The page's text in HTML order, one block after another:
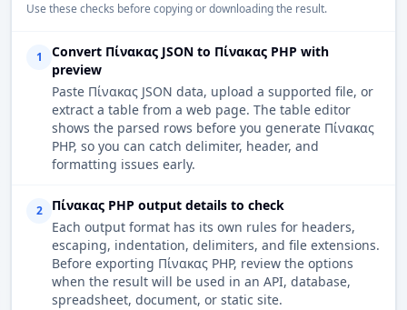
Use these checks before copying or downloading the result.
1
Convert Πίνακας JSON to Πίνακας PHP with
preview
Paste Πίνακας JSON data, upload a supported file, or
extract a table from a web page. The table editor
shows the parsed rows before you generate Πίνακας
PHP, so you can catch delimiter, header, and
formatting issues early.
2
Πίνακας PHP output details to check
Each output format has its own rules for headers,
escaping, indentation, delimiters, and file extensions.
Before exporting Πίνακας PHP, review the options
when the result will be used in an API, database,
spreadsheet, document, or static site.